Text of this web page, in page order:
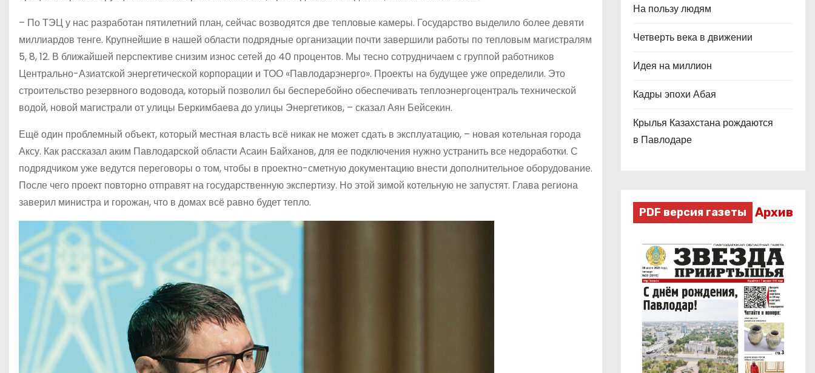
– По ТЭЦ у нас разработан пятилетний план, сейчас возводятся две тепловые камеры. Государство выделило более девяти
миллиардов тенге. Крупнейшие в нашей области подрядные организации почти завершили работы по тепловым магистралям
5, 8, 12. В ближайшей перспективе снизим износ сетей до 40 процентов. Мы тесно сотрудничаем с группой работников
Центрально-Азиатской энергетической корпорации и ТОО «Павлодарэнерго». Проекты на будущее уже определили. Это
строительство резервного водовода, который позволил бы бесперебойно обеспечивать теплоэнергоцентраль технической
водой, новой магистрали от улицы Беркимбаева до улицы Энергетиков, – сказал Аян Бейсекин.
Ещё один проблемный объект, который местная власть всё никак не может сдать в эксплуатацию, – новая котельная города
Аксу. Как рассказал аким Павлодарской области Асаин Байханов, для ее подключения нужно устранить все недоработки. С
подрядчиком уже ведутся переговоры о том, чтобы в проектно-сметную документацию внести дополнительное оборудование.
После чего проект повторно отправят на государственную экспертизу. Но этой зимой котельную не запустят. Глава региона
заверил министра и горожан, что в домах всё равно будет тепло.
На пользу людям
Четверть века в движении
Идея на миллион
Кадры эпохи Абая
Крылья Казахстана рождаются
в Павлодаре
PDF версия газеты Архив